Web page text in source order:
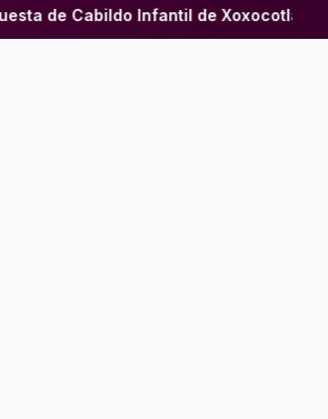
de Cabildo Infantil de Xoxocotlán